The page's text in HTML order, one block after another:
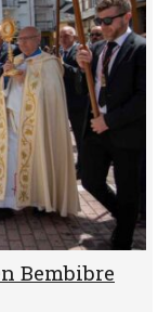
Bembibre